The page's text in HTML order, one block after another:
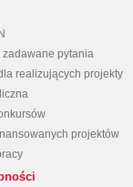
zadawane pytania
realizujących projekty
projektów